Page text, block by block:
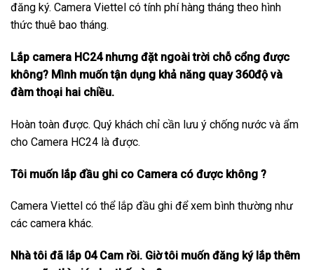
đăng ký. Camera Viettel có tính phí hàng tháng theo hình
thức thuê bao tháng.
Lắp camera HC24 nhưng đặt ngoài trời chỗ cổng được
không? Mình muốn tận dụng khả năng quay 360độ và
đàm thoại hai chiều.
Hoàn toàn được. Quý khách chỉ cần lưu ý chống nước và ẩm
cho Camera HC24 là được.
Tôi muốn lắp đầu ghi co Camera có được không ?
Camera Viettel có thể lắp đầu ghi để xem bình thường như
các camera khác.
Nhà tôi đã lắp 04 Cam rồi. Giờ tôi muốn đăng ký lắp thêm